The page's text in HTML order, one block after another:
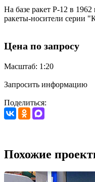
На базе ракет Р-12 в
ракеты-носители серии
Цена по запросу
Масштаб: 1:20
Запросить информацию
Поделиться:
Похожие